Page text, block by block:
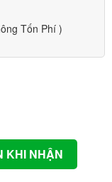
Tốn Phí )
KHI NHẬN